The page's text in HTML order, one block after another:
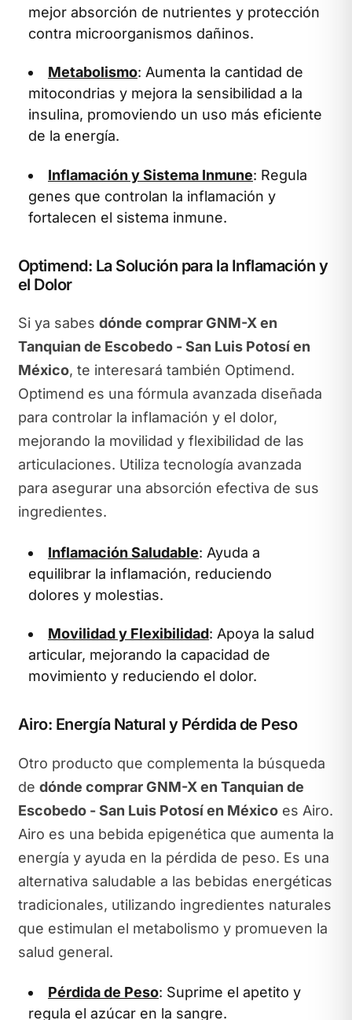
mejor absorción de nutrientes y protección
contra microorganismos dañinos.
Metabolismo: Aumenta la cantidad de
mitocondrias y mejora la sensibilidad a la
insulina, promoviendo un uso más eficiente
de la energía.
Inflamación y Sistema Inmune: Regula
genes que controlan la inflamación y
fortalecen el sistema inmune.
Optimend: La Solución para la Inflamación y
el Dolor
Si ya sabes dónde comprar GNM-X en
Tanquian de Escobedo - San Luis Potosí en
México, te interesará también Optimend.
Optimend es una fórmula avanzada diseñada
para controlar la inflamación y el dolor,
mejorando la movilidad y flexibilidad de las
articulaciones. Utiliza tecnología avanzada
para asegurar una absorción efectiva de sus
ingredientes.
Inflamación Saludable: Ayuda a
equilibrar la inflamación, reduciendo
dolores y molestias.
Movilidad y Flexibilidad: Apoya la salud
articular, mejorando la capacidad de
movimiento y reduciendo el dolor.
Airo: Energía Natural y Pérdida de Peso
Otro producto que complementa la búsqueda
de dónde comprar GNM-X en Tanquian de
Escobedo - San Luis Potosí en Méxicoes Airo.
Airo es una bebida epigenética que aumenta la
energía y ayuda en la pérdida de peso. Es una
alternativa saludable a las bebidas energéticas
tradicionales, utilizando ingredientes naturales
que estimulan el metabolismo y promueven la
salud general.
Pérdida de Peso: Suprime el apetito y
regula el azúcar en la sangre.